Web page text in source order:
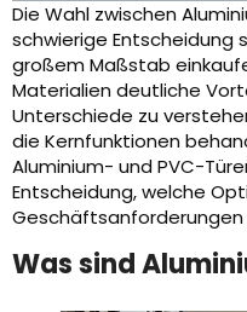
Die Wahl zwischen
schwierige Entscheidung
großem Maßstab
Materialien deutliche
Unterschiede zu
die Kernfunktionen
Aluminium- und PVC-
Entscheidung, welche
Geschäftsanforderungen
Was sind